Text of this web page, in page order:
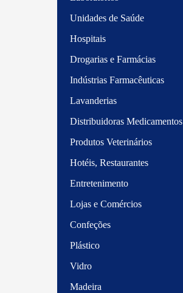
Unidades de Saúde
Hospitais
Drogarias e Farmácias
Indústrias Farmacêuticas
Lavanderias
Distribuidoras Medicamentos
Produtos Veterinários
Hotéis, Restaurantes
Entretenimento
Lojas e Comércios
Confeções
Plástico
Vidro
Madeira